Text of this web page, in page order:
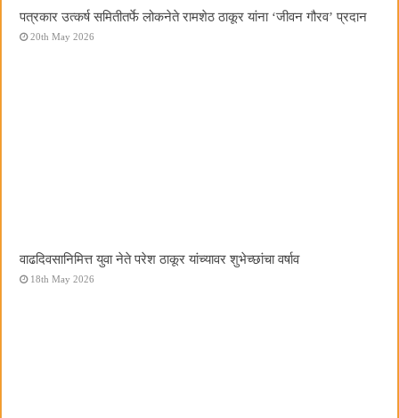
पत्रकार उत्कर्ष समितीतर्फे लोकनेते रामशेठ ठाकूर यांना ‌‘जीवन गौरव‌’ प्रदान
20th May 2026
वाढदिवसानिमित्त युवा नेते परेश ठाकूर यांच्यावर शुभेच्छांचा वर्षाव
18th May 2026